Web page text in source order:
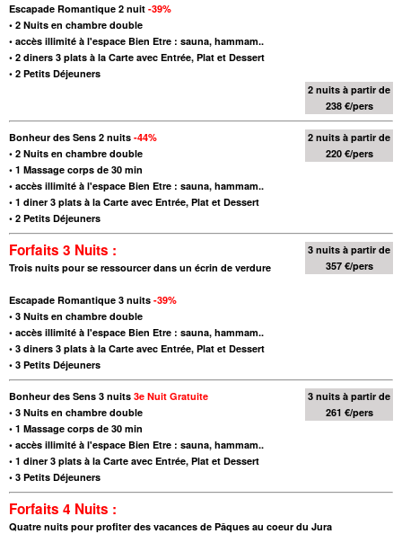
Escapade Romantique 2 nuit -39%
• 2 Nuits en chambre double
• accès illimité à l'espace Bien Etre : sauna, hammam..
• 2 diners 3 plats à la Carte avec Entrée, Plat et Dessert
• 2 Petits Déjeuners
2 nuits à partir de
238 €/pers
Bonheur des Sens 2 nuits -44%
• 2 Nuits en chambre double
• 1 Massage corps de 30 min
• accès illimité à l'espace Bien Etre : sauna, hammam..
• 1 diner 3 plats à la Carte avec Entrée, Plat et Dessert
• 2 Petits Déjeuners
2 nuits à partir de
220 €/pers
Forfaits 3 Nuits :
Trois nuits pour se ressourcer dans un écrin de verdure
Escapade Romantique 3 nuits -39%
• 3 Nuits en chambre double
• accès illimité à l'espace Bien Etre : sauna, hammam..
• 3 diners 3 plats à la Carte avec Entrée, Plat et Dessert
• 3 Petits Déjeuners
3 nuits à partir de
357 €/pers
Bonheur des Sens 3 nuits 3e Nuit Gratuite
• 3 Nuits en chambre double
• 1 Massage corps de 30 min
• accès illimité à l'espace Bien Etre : sauna, hammam..
• 1 diner 3 plats à la Carte avec Entrée, Plat et Dessert
• 3 Petits Déjeuners
3 nuits à partir de
261 €/pers
Forfaits 4 Nuits :
Quatre nuits pour profiter des vacances de Pâques au coeur du Jura